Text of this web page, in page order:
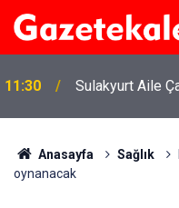
11:30 Sulakyurt Aile
Anasayfa Sağlık
oynanacak